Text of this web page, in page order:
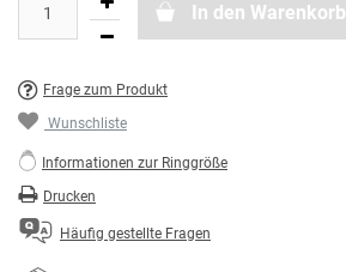
In den Warenkorb
Frage zum Produkt
Wunschliste
Informationen zur Ringgröße
Drucken
Häufig gestellte Fragen